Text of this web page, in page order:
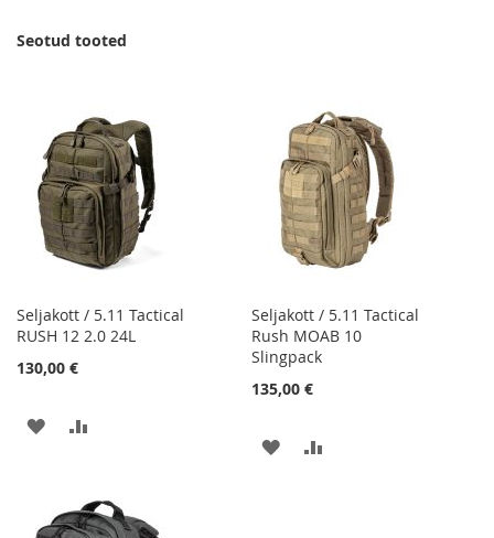
Seotud tooted
Seljakott / 5.11 Tactical
RUSH 12 2.0 24L
130,00 €
LISA
Seljakott / 5.11 Tactical
Rush MOAB 10
Slingpack
135,00 €
LISA